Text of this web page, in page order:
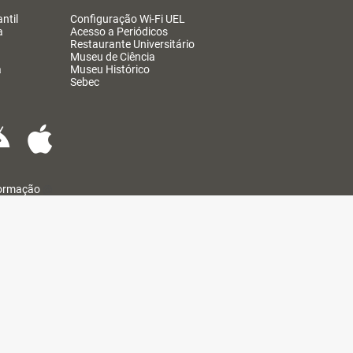
Configuração Wi-Fi UEL
Acesso a Periódicos
Restaurante Universitário
Museu de Ciência
Museu Histórico
Sebec